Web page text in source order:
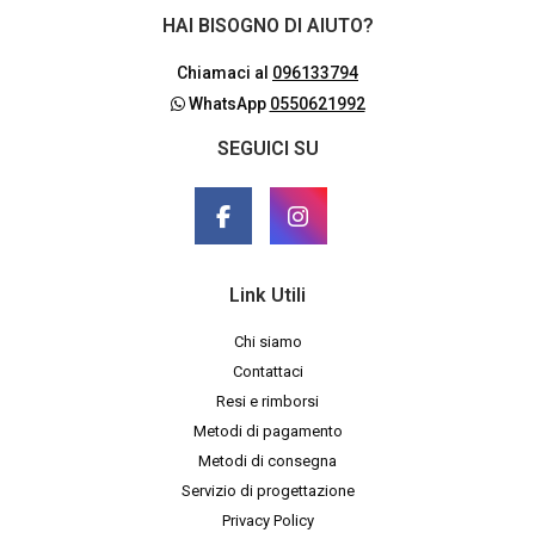
HAI BISOGNO DI AIUTO?
Chiamaci al 096133794
WhatsApp 0550621992
SEGUICI SU
Link Utili
Chi siamo
Contattaci
Resi e rimborsi
Metodi di pagamento
Metodi di consegna
Servizio di progettazione
Privacy Policy